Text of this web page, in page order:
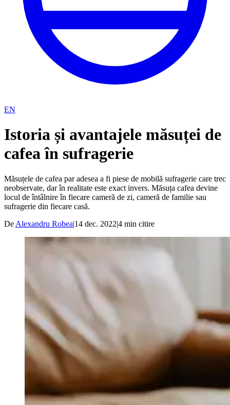
EN
Istoria și avantajele măsuței de
cafea în sufragerie
Măsuțele de cafea par adesea a fi piese de mobilă sufragerie care trec
neobservate, dar în realitate este exact invers. Măsuța cafea devine
locul de întâlnire în fiecare cameră de zi, cameră de familie sau
sufragerie din fiecare casă.
De Alexandru Robea|14 dec. 2022|4 min citire